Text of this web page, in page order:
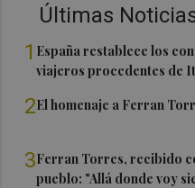
Últimas
1 España restablece los
viajeros procedentes de
2El homenaje a Ferran
3Ferran Torres, recibido
pueblo: "Allá donde voy